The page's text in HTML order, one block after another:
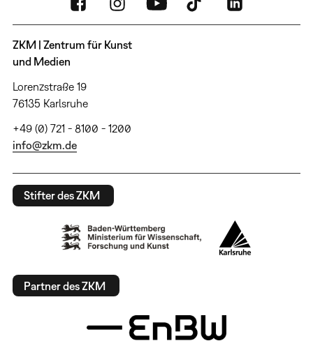
ZKM | Zentrum für Kunst
und Medien
Lorenzstraße 19
76135 Karlsruhe
+49 (0) 721 - 8100 - 1200
info@zkm.de
Stifter des ZKM
Partner des ZKM